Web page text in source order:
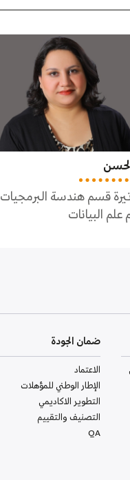
القريوتي
عميد كلية الملك الحسين
الحوسبة
ضمان الجودة
الاعتماد
الإطار الوطني للمؤهلات
التطوير الاكاديمي
التصنيف والتقييم
QA